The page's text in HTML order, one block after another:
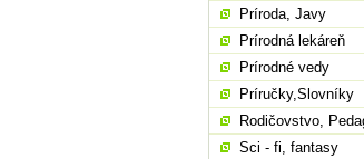
Príroda, Javy
Prírodná lekáreň
Prírodné vedy
Príručky,Slovníky
Rodičovstvo,
Sci - fi, fantasy